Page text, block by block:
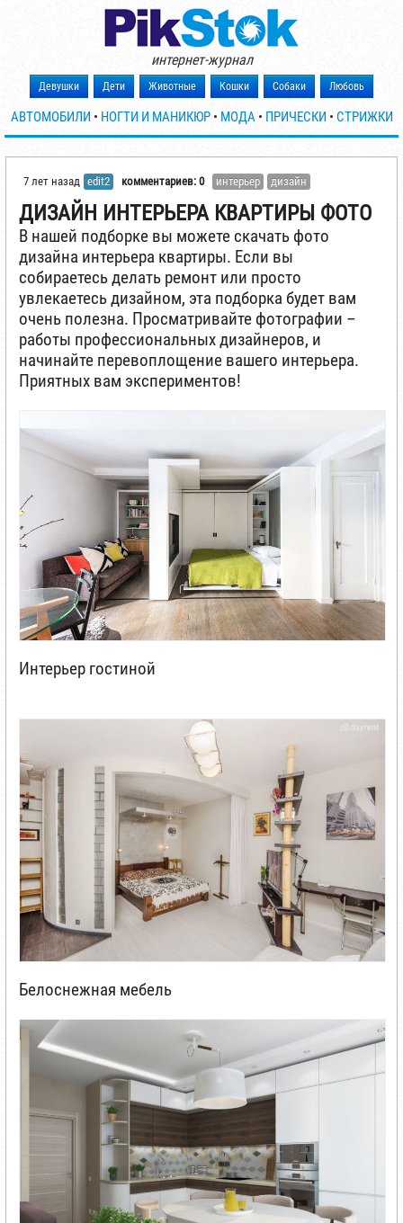
интернет-журнал
Девушки Дети Животные Кошки Собаки Любовь
АВТОМОБИЛИ • НОГТИ И МАНИКЮР• МОДА • ПРИЧЕСКИ • СТРИЖКИ
7 лет назад edit2 комментариев: 0 интерьер дизайн
ДИЗАЙН ИНТЕРЬЕРА КВАРТИРЫ ФОТО
В нашей подборке вы можете скачать фото
дизайна интерьера квартиры. Если вы
собираетесь делать ремонт или просто
увлекаетесь дизайном, эта подборка будет вам
очень полезна. Просматривайте фотографии –
работы профессиональных дизайнеров, и
начинайте перевоплощение вашего интерьера.
Приятных вам экспериментов!
Интерьер гостиной
Белоснежная мебель